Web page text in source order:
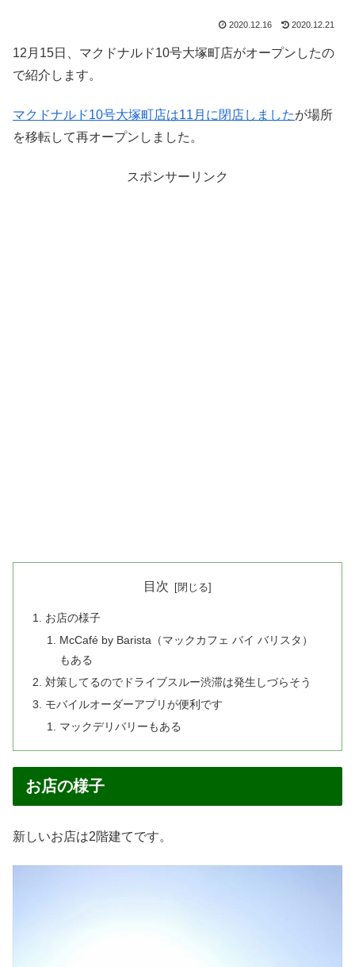
2020.12.16 2020.12.21
12月15日、マクドナルド10号大塚町店がオープンしたの
で紹介します。
マクドナルド10号大塚町店は11月に閉店しましたが場所
を移転して再オープンしました。
スポンサーリンク
目次
お店の様子
McCafé by Barista（マックカフェ バイ バリスタ）
もある
対策してるのでドライブスルー渋滞は発生しづらそう
モバイルオーダーアプリが便利です
マックデリバリーもある
お店の様子
新しいお店は2階建てです。